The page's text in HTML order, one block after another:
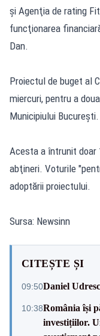
şi Agenţia de rating
funcţionarea
Dan.
Proiectul de buget al
miercuri, pentru a
Municipiului Bucureşti.
Acesta a întrunit doar
abţineri. Voturile
adoptării proiectului.
Sursa: Newsinn
CITEȘTE ȘI
09:50Daniel
10:38România își
investițiilor.